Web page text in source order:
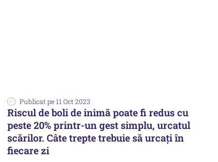
Publicat pe 11 Oct 2023
Riscul de boli de inimă poate fi redus cu
peste 20% printr-un gest simplu, urcatul
scărilor. Câte trepte trebuie să urcați în
fiecare zi